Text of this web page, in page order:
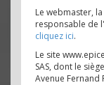
Le webmaster,
responsable de
cliquez ici.
Le site
SAS, dont le
Avenue Fernand